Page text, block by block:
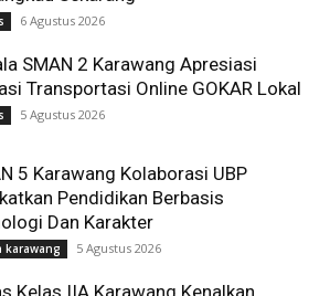
6 Agustus 2026
SMAN 2 Karawang Apresiasi
Transportasi Online GOKAR Lokal
5 Agustus 2026
5 Karawang Kolaborasi UBP
Pendidikan Berbasis
Dan Karakter
karawang 5 Agustus 2026
Kelas IIA Karawang Kenalkan